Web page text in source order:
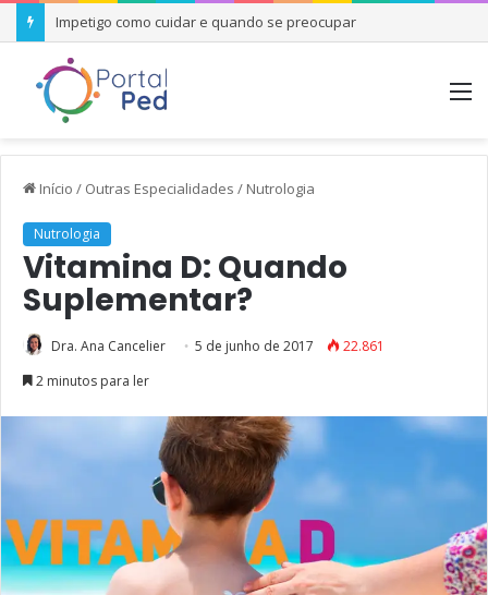
Impetigo como cuidar e quando se preocupar
Início / Outras Especialidades / Nutrologia
Nutrologia
Vitamina D: Quando
Suplementar?
Dra. Ana Cancelier 5 de junho de 2017
22.861
2 minutos para ler